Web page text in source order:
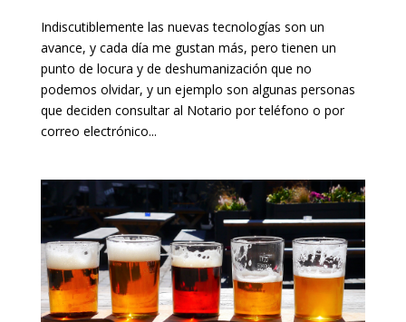
Indiscutiblemente las nuevas tecnologías son un
avance, y cada día me gustan más, pero tienen un
punto de locura y de deshumanización que no
podemos olvidar, y un ejemplo son algunas personas
que deciden consultar al Notario por teléfono o por
correo electrónico...